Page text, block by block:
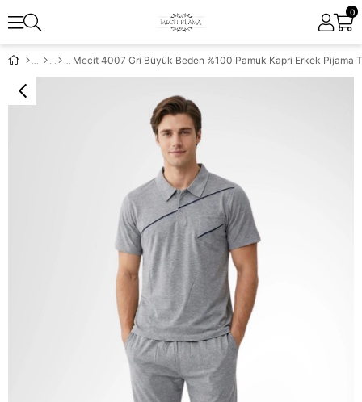
0
Mecit 4007 Gri Büyük Beden %100 Pamuk Kapri Erkek Pijama